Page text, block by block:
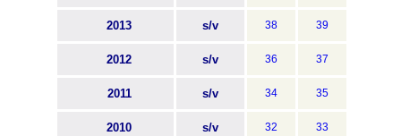
2013 s/v 38 39
2012 s/v 36 37
2011 s/v 34 35
2010 s/v 32 33